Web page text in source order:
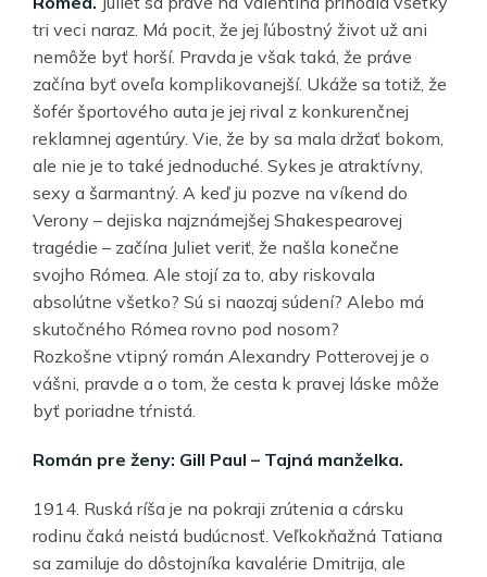
tri veci naraz. Má pocit, že jej ľúbostný život už ani
nemôže byť horší. Pravda je však taká, že práve
začína byť oveľa komplikovanejší. Ukáže sa totiž, že
šofér športového auta je jej rival z konkurenčnej
reklamnej agentúry. Vie, že by sa mala držať bokom,
ale nie je to také jednoduché. Sykes je atraktívny,
sexy a šarmantný. A keď ju pozve na víkend do
Verony – dejiska najznámejšej Shakespearovej
tragédie – začína Juliet veriť, že našla konečne
svojho Rómea. Ale stojí za to, aby riskovala
absolútne všetko? Sú si naozaj súdení? Alebo má
skutočného Rómea rovno pod nosom?
Rozkošne vtipný román Alexandry Potterovej je o
vášni, pravde a o tom, že cesta k pravej láske môže
byť poriadne tŕnistá.
Román pre ženy: Gill Paul – Tajná manželka.
1914. Ruská ríša je na pokraji zrútenia a cársku
rodinu čaká neistá budúcnosť. Veľkokňažná Tatiana
sa zamiluje do dôstojníka kavalérie Dmitrija, ale